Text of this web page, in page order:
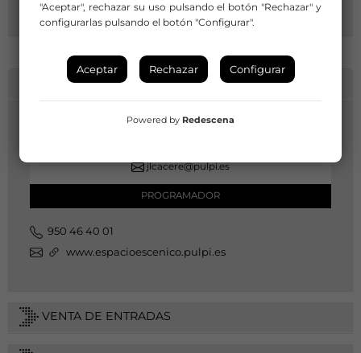
INFORMACIÓN DE CONTACTO
jlcacere@pulpi.es
PROGRAMADOR
950 46 40 01
www.espacioescenico.pulpi.es
VENTA DE ENTRADAS
"Aceptar", rechazar su uso pulsando el botón "Rechazar" y
configurarlas pulsando el botón "Configurar".
Aceptar Rechazar Configurar
Powered by Redescena